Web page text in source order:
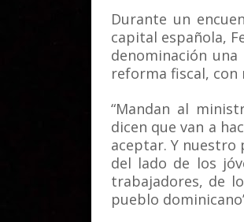
Durante un
capital española,
denominación
reforma fiscal, con
“Mandan al
dicen que van a
aceptar. Y
del lado de los
trabajadores, de
pueblo